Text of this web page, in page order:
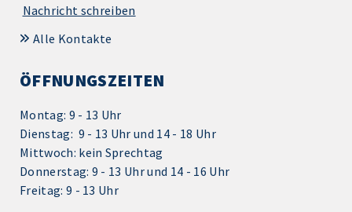
Nachricht schreiben
Alle Kontakte
ÖFFNUNGSZEITEN
Montag: 9 - 13 Uhr
Dienstag: 9 - 13 Uhr und 14 - 18 Uhr
Mittwoch: kein Sprechtag
Donnerstag: 9 - 13 Uhr und 14 - 16 Uhr
Freitag: 9 - 13 Uhr